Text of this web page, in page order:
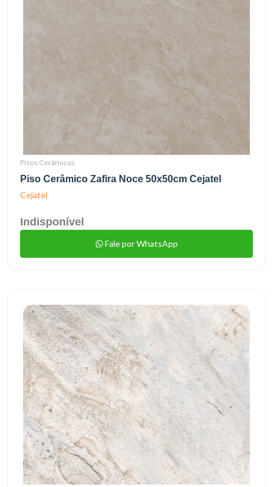
Pisos Cerâmicos
Piso Cerâmico Zafira Noce 50x50cm Cejatel
Cejatel
Indisponível
Fale por WhatsApp